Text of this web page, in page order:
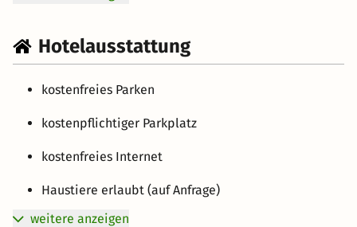
Hotelausstattung
kostenfreies Parken
kostenpflichtiger Parkplatz
kostenfreies Internet
Haustiere erlaubt (auf Anfrage)
weitere anzeigen